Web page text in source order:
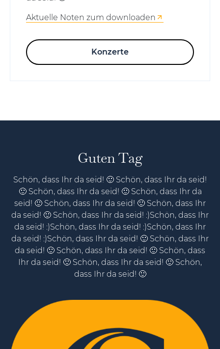
Aktuelle Noten zum downloaden
Konzerte
Guten Tag
Schön, dass Ihr da seid! 🙂 Schön, dass Ihr da seid!
🙂 Schön, dass Ihr da seid! 🙂 Schön, dass Ihr da
seid! 🙂 Schön, dass Ihr da seid! 🙂 Schön, dass Ihr
da seid! 🙂 Schön, dass Ihr da seid! :)Schön, dass Ihr
da seid! :)Schön, dass Ihr da seid! :)Schön, dass Ihr
da seid! :)Schön, dass Ihr da seid! 🙂 Schön, dass Ihr
da seid! 🙂 Schön, dass Ihr da seid! 🙂 Schön, dass
Ihr da seid! 🙂 Schön, dass Ihr da seid! 🙂 Schön,
dass Ihr da seid! 🙂